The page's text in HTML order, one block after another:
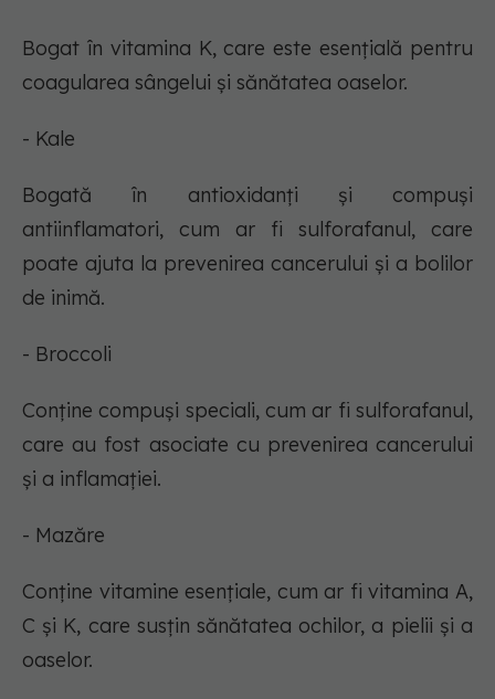
Bogat în vitamina K, care este esențială pentru
coagularea sângelui și sănătatea oaselor.
- Kale
Bogată în antioxidanți și compuși
antiinflamatori, cum ar fi sulforafanul, care
poate ajuta la prevenirea cancerului și a bolilor
de inimă.
- Broccoli
Conține compuși speciali, cum ar fi sulforafanul,
care au fost asociate cu prevenirea cancerului
și a inflamației.
- Mazăre
Conține vitamine esențiale, cum ar fi vitamina A,
C și K, care susțin sănătatea ochilor, a pielii și a
oaselor.